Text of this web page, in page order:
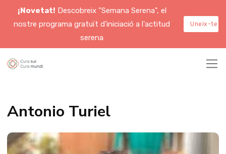
¡Novetat! Descobreix "Semana Serena", el
nostre programa gratuït d'iniciació a l'actitud
serena
Uneix-te
Antonio Turiel